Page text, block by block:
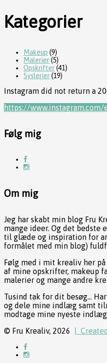
Kategorier
Makeup (9)
Malerier(5)
Opskrifter(41)
Syslerier(19)
Instagram did not return a
https://www.instagram.com/
Følg mig
Om mig
Jeg har skabt min blog Fru
mange ideer. Og det bedste
til glæde og inspiration for
formålet med min blog)
Følg med i mit krealiv her
af mine opskrifter, makeup
malerier og mange andre
Tusind tak for dit besøg...
og dele mine indlæg samt
modtage mine nyeste
© Fru Krealiv, 2026
|